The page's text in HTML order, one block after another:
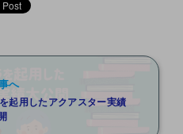
へ
起用したアクアスター実績